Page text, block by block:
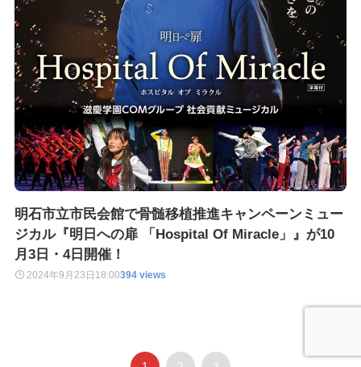
明石市立市民会館で骨髄移植推進キャンペーンミュー
ジカル『明日への扉 「Hospital Of Miracle」』が10
月3日・4日開催！
2024年9月23日 18:00394 views